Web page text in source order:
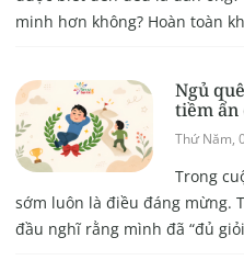
minh hơn không? Hoàn toàn
Ngủ
tiềm ẩn
Thứ Năm,
Trong
sớm luôn là điều đáng mừng.
đầu nghĩ rằng mình đã “đủ